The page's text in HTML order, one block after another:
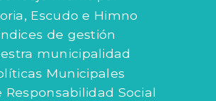
Escudo e Himno
de gestión
municipalidad
Municipales
Responsabilidad Social